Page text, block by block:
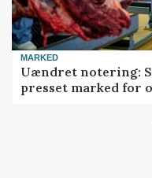
MARKED
Uændret notering:
presset marked for